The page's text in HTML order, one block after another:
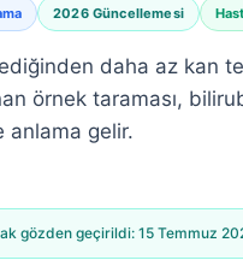
2026 Güncellemesi
daha az kan
örnek taraması,
anlama gelir.
gözden geçirildi:15 Temmuz